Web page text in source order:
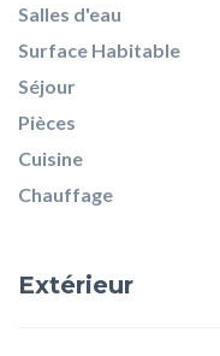
Salles d'eau
Surface Habitable
Séjour
Pièces
Cuisine
Chauffage
Extérieur